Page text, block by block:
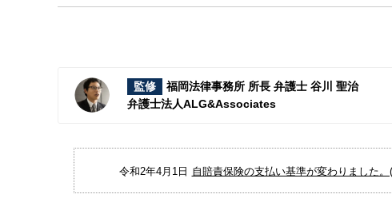
監修
福岡法律事務所 所長 弁護士 谷川 聖治
弁護士法人ALG&Associates
令和2年4月1日 自賠責保険の支払い基準が変わりました